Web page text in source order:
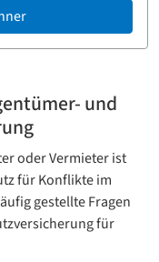
und
oder Vermieter ist
für Konflikte im
gestellte Fragen
für